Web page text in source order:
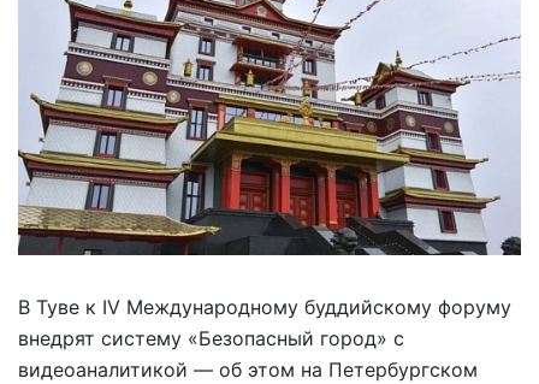
В Туве к IV Международному буддийскому форуму
внедрят систему «Безопасный город» с
видеоаналитикой — об этом на Петербургском